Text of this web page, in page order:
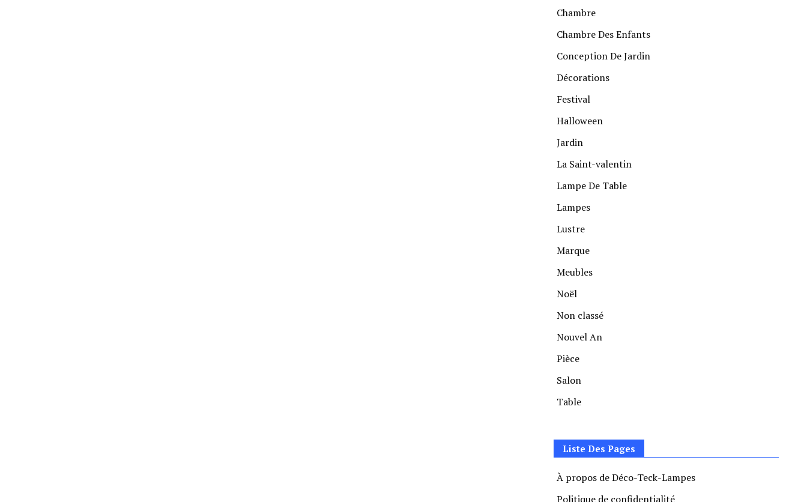
Chambre
Chambre Des Enfants
Conception De Jardin
Décorations
Festival
Halloween
Jardin
La Saint-valentin
Lampe De Table
Lampes
Lustre
Marque
Meubles
Noël
Non classé
Nouvel An
Pièce
Salon
Table
Liste Des Pages
À propos de Déco-Teck-Lampes
Politique de confidentialité